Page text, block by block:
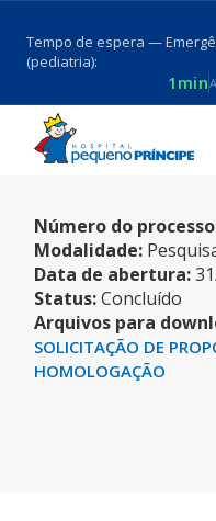
Tempo de espera —
(pediatria):
1min
AR
Número do
Modalidade:
Data de abertura:
Status:Concluído
Arquivos para
SOLICITAÇÃO DE
HOMOLOGAÇÃO